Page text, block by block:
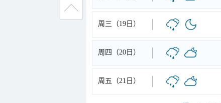
周三（19日）
周四（20日）
周五（21日）